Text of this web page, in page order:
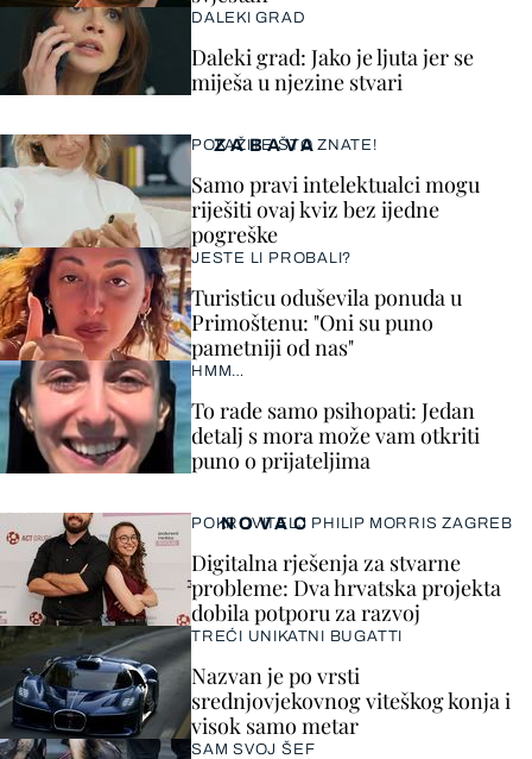
ZABAVA
POKAŽITE ŠTO ZNATE!
Samo pravi intelektualci mogu
riješiti ovaj kviz bez ijedne
pogreške
JESTE LI PROBALI?
Turisticu oduševila ponuda u
Primoštenu: "Oni su puno
pametniji od nas"
HMM…
To rade samo psihopati: Jedan
detalj s mora može vam otkriti
puno o prijateljima
DALEKI GRAD
Daleki grad: Jako je ljuta jer se
miješa u njezine stvari
NOVAC
POKROVITELJ PHILIP MORRIS ZAGREB
Digitalna rješenja za stvarne
probleme: Dva hrvatska projekta
dobila potporu za razvoj
TREĆI UNIKATNI BUGATTI
Nazvan je po vrsti
srednjovjekovnog viteškog konja i
visok samo metar
SAM SVOJ ŠEF